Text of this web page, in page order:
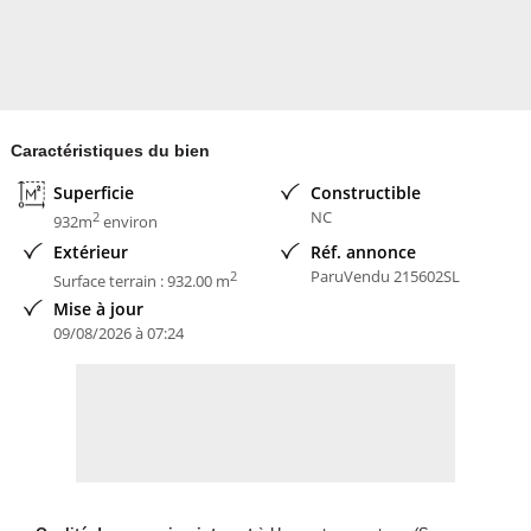
Caractéristiques du bien
Superficie
932m2environ
Constructible
NC
Extérieur
Surface terrain : 932.00 m2
Réf. annonce
ParuVendu 215602SL
Mise à jour
09/08/2026 à 07:24